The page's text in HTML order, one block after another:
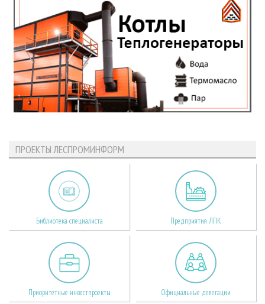
ПРОЕКТЫ ЛЕСПРОМИНФОРМ
Библиотека специалиста Предприятия ЛПК
Приоритетные инвестпроекты Официальные делегации